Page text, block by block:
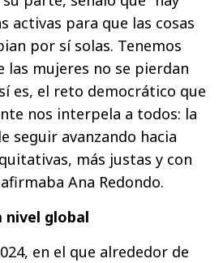
activas para que las cosas
por sí solas. Tenemos
las mujeres no se pierdan
es, el reto democrático que
nos interpela a todos: la
seguir avanzando hacia
más justas y con
Ana Redondo.
nivel global
en el que alrededor de